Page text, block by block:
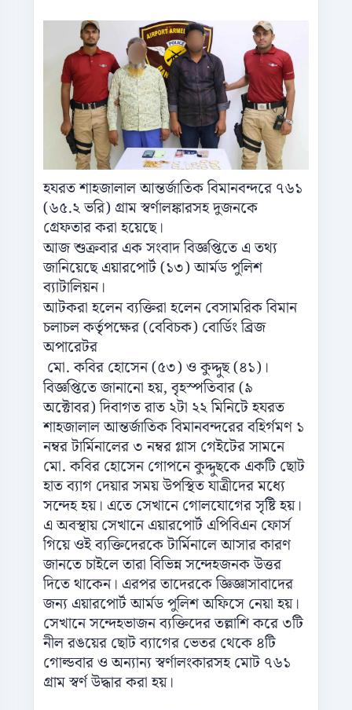
হযরত শাহজালাল আন্তর্জাতিক বিমানবন্দরে ৭৬১
(৬৫.২ ভরি) গ্রাম স্বর্ণালঙ্কারসহ দুজনকে
গ্রেফতার করা হয়েছে।
আজ শুক্রবার এক সংবাদ বিজ্ঞপ্তিতে এ তথ্য
জানিয়েছে এয়ারপোর্ট (১৩) আর্মড পুলিশ
ব্যাটালিয়ন।
আটকরা হলেন ব্যক্তিরা হলেন বেসামরিক বিমান
চলাচল কর্তৃপক্ষের (বেবিচক) বোর্ডিং ব্রিজ
অপারেটর
মো. কবির হোসেন (৫৩) ও কুদ্দুছ (৪১)।
বিজ্ঞপ্তিতে জানানো হয়, বৃহস্পতিবার (৯
অক্টোবর) দিবাগত রাত ২টা ২২ মিনিটে হযরত
শাহজালাল আন্তর্জাতিক বিমানবন্দরের বহির্গমণ ১
নম্বর টার্মিনালের ৩ নম্বর গ্লাস গেইটের সামনে
মো. কবির হোসেন গোপনে কুদ্দুছকে একটি ছোট
হাত ব্যাগ দেয়ার সময় উপস্থিত যাত্রীদের মধ্যে
সন্দেহ হয়। এতে সেখানে গোলযোগের সৃষ্টি হয়।
এ অবস্থায় সেখানে এয়ারপোর্ট এপিবিএন ফোর্স
গিয়ে ওই ব্যক্তিদেরকে টার্মিনালে আসার কারণ
জানতে চাইলে তারা বিভিন্ন সন্দেহজনক উত্তর
দিতে থাকেন। এরপর তাদেরকে জ্ঞিজ্ঞাসাবাদের
জন্য এয়ারপোর্ট আর্মড পুলিশ অফিসে নেয়া হয়।
সেখানে সন্দেহভাজন ব্যক্তিদের তল্লাশি করে ৩টি
নীল রঙয়ের ছোট ব্যাগের ভেতর থেকে ৪টি
গোল্ডবার ও অন্যান্য স্বর্ণালংকারসহ মোট ৭৬১
গ্রাম স্বর্ণ উদ্ধার করা হয়।